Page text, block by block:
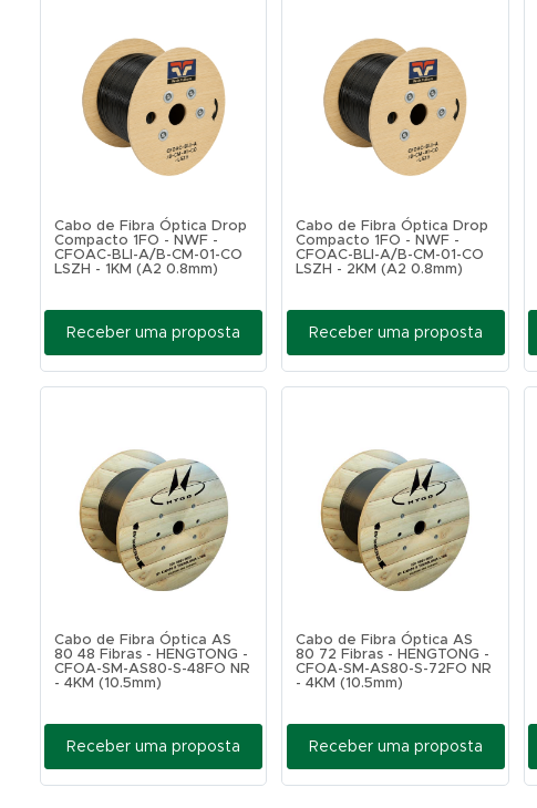
Cabo de Fibra Óptica Drop
Compacto 1FO - NWF -
CFOAC-BLI-A/B-CM-01-CO
LSZH - 1KM (A2 0.8mm)
Receber uma proposta
Cabo de Fibra Óptica Drop
Compacto 1FO - NWF -
CFOAC-BLI-A/B-CM-01-CO
LSZH - 2KM (A2 0.8mm)
Receber uma proposta
Cabo de Fibra Óptica AS
80 48 Fibras - HENGTONG -
CFOA-SM-AS80-S-48FO NR
- 4KM (10.5mm)
Receber uma proposta
Cabo de Fibra Óptica AS
80 72 Fibras - HENGTONG -
CFOA-SM-AS80-S-72FO NR
- 4KM (10.5mm)
Receber uma proposta